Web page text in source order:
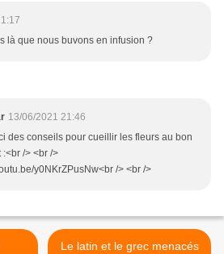
là que nous buvons en infusion ?
13/06/2021 21:46
des conseils pour cueillir les fleurs au bon
:<br /> <br />
y0NKrZPusNw<br /> <br />
Le latin et le grec menacés